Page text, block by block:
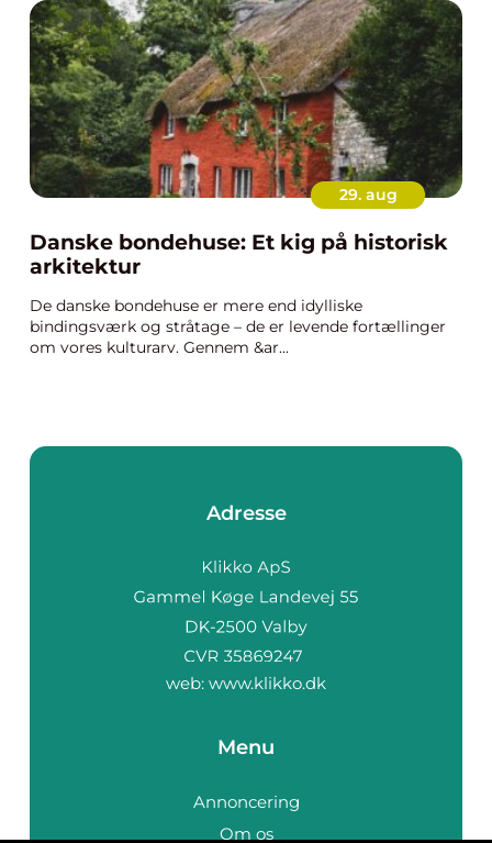
29. aug
Danske bondehuse: Et kig på historisk
arkitektur
De danske bondehuse er mere end idylliske
bindingsværk og stråtage – de er levende fortællinger
om vores kulturarv. Gennem &ar...
Adresse
web: www.klikko.dk
Menu
Annoncering
Om os